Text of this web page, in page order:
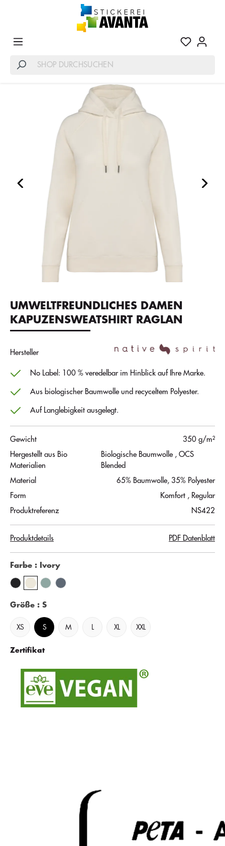
UMWELTFREUNDLICHES DAMEN
KAPUZENSWEATSHIRT RAGLAN
Hersteller
No Label: 100 % veredelbar im Hinblick auf Ihre Marke.
Aus biologischer Baumwolle und recyceltem Polyester.
Auf Langlebigkeit ausgelegt.
Gewicht
350 g/m²
Hergestellt aus Bio
Materialien
Biologische Baumwolle, OCS
Blended
Material
65% Baumwolle, 35% Polyester
Form
Komfort , Regular
Produktreferenz
NS422
Produktdetails PDF Datenblatt
Farbe : Ivory
Größe : S
XS S M XL XXL
Zertifikat